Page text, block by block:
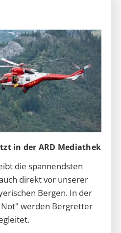
in der ARD Mediathek
die spannendsten
direkt vor unserer
Bergen. In der
werden Bergretter